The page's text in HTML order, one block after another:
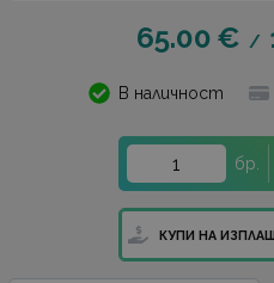
65.00 € /
В наличност
бр.
КУПИ НА